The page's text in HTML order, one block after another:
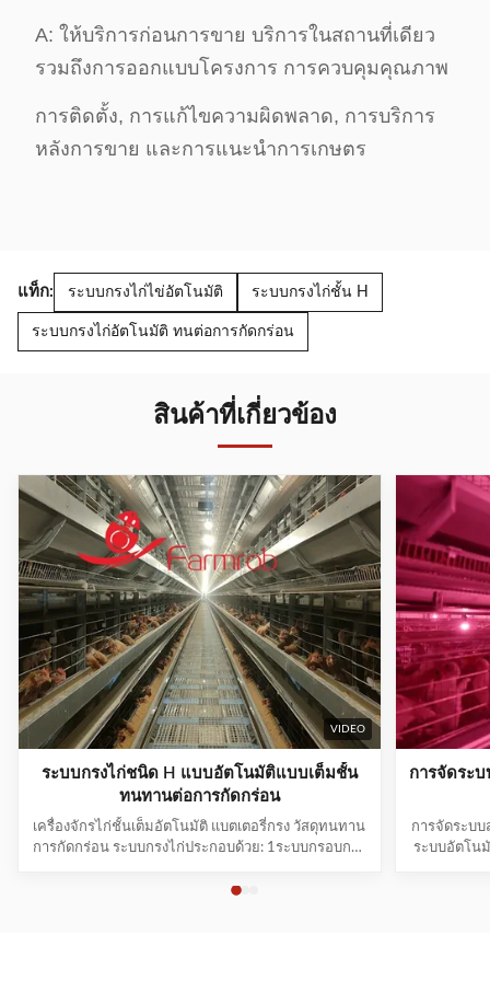
A: ให้บริการก่อนการขาย บริการในสถานที่เดียว
รวมถึงการออกแบบโครงการ การควบคุมคุณภาพ
การติดตั้ง, การแก้ไขความผิดพลาด, การบริการ
หลังการขาย และการแนะนําการเกษตร
แท็ก: ระบบกรงไก่ไข่อัตโนมัติ ระบบกรงไก่ชั้น H
ระบบกรงไก่อัตโนมัติ ทนต่อการกัดกร่อน
สินค้าที่เกี่ยวข้อง
VIDEO
ระบบกรงไก่ชนิด H แบบอัตโนมัติแบบเต็มชั้น
ทนทานต่อการกัดกร่อน
เครื่องจักรไก่ชั้นเต็มอัตโนมัติ แบตเตอรี่กรง วัสดุทนทาน
การกัดกร่อน ระบบกรงไก่ประกอบด้วย: 1ระบบกรอบกรง
หมัก 5ระบบเก็บไข่ 6ระบบอากาศและระบบเย็น 7ระบบ
การจัดระ
การจัดระบ
ระบบอัตโน